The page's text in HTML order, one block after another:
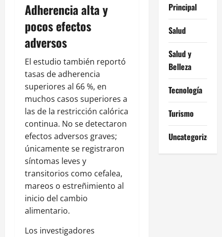
Adherencia alta y
pocos efectos
adversos
El estudio también reportó
tasas de adherencia
superiores al 66 %, en
muchos casos superiores a
las de la restricción calórica
continua. No se detectaron
efectos adversos graves;
únicamente se registraron
síntomas leves y
transitorios como cefalea,
mareos o estreñimiento al
inicio del cambio
alimentario.
Los investigadores
Principal
Salud
Salud y
Belleza
Tecnología
Turismo
Uncategorized